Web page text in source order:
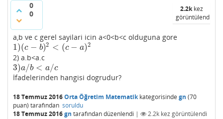
0
0
2.2kkez
görüntülendi
a,b ve c gerel sayilari icin a<0<b<c olduguna gore
1)(c − b)2 < (c − a)2
1)(c− b)2 <(c− a)
2) a.b<a.c
3)a/b < a/c
3)a/b< a/c
İfadelerinden hangisi dogrudur?
18 Temmuz 2016Orta Öğretim Matematikkategorisinde gn (70
puan) tarafından soruldu
18 Temmuz 2016gn tarafındandüzenlendi | 2.2k kez görüntülendi